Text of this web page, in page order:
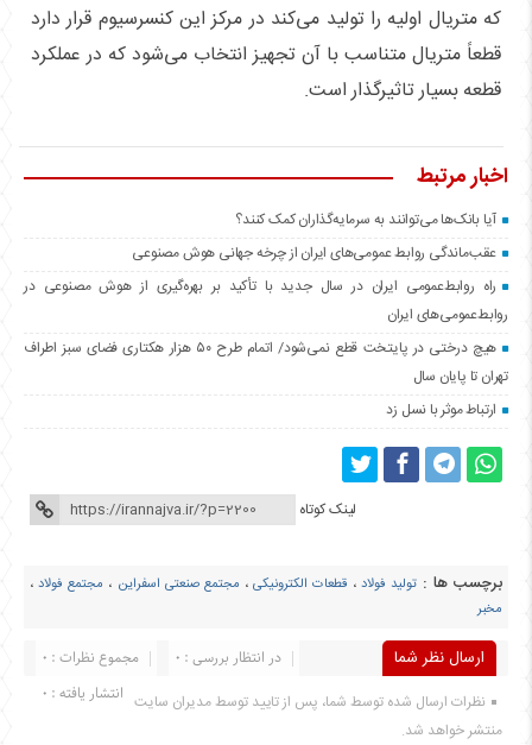
که متریال اولیه را تولید می‌کند در مرکز این کنسرسیوم قرار دارد
قطعاً متریال متناسب با آن تجهیز انتخاب می‌شود که در عملکرد
قطعه بسیار تاثیرگذار است.
اخبار مرتبط
آیا بانک‌ها می‌توانند به سرمایه‌گذاران کمک کنند؟
عقب‌ماندگی روابط عمومی‌های ایران از چرخه جهانی هوش مصنوعی
راه روابط‌عمومی ایران در سال جدید با تأکید بر بهره‌گیری از هوش مصنوعی در
روابط‌عمومی‌های ایران
هیچ درختی در پایتخت قطع نمی‌شود/ اتمام طرح ۵۰ هزار هکتاری فضای سبز اطراف
تهران تا پایان سال
ارتباط موثر با نسل زد
لینک کوتاه
برچسب ها : تولید فولاد ، قطعات الکترونیکی، مجتمع صنعتی اسفراین ، مجتمع فولاد،
مخبر
ارسال نظر شما مجموع نظرات : 0
در انتظار بررسی : 0
انتشار یافته : 0 نظرات ارسال شده توسط شما، پس از تایید توسط مدیران سایت
منتشر خواهد شد.